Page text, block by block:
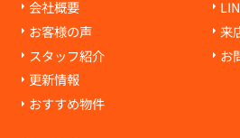
会社概要
お客様の声
スタッフ紹介
更新情報
おすすめ物件
来
お